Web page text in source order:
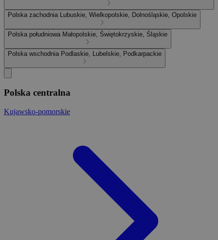
Polska zachodnia Lubuskie, Wielkopolskie, Dolnośląskie, Opolskie
Polska południowa Małopolskie, Świętokrzyskie, Śląskie
Polska wschodnia Podlaskie, Lubelskie, Podkarpackie
Polska centralna
Kujawsko-pomorskie